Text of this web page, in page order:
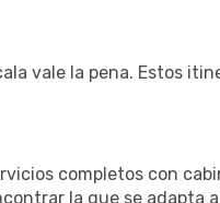
vale la pena. Estos
completos con
la que se adapta